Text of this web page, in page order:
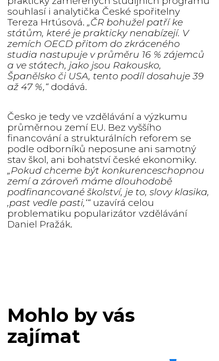
souhlasí i analytička České spořitelny
Tereza Hrtúsová. „ČR bohužel patří ke
státům, které je prakticky nenabízejí. V
zemích OECD přitom do zkráceného
studia nastupuje v průměru 16 % zájemců
a ve státech, jako jsou Rakousko,
Španělsko či USA, tento podíl dosahuje 39
až 47 %,“dodává.
Česko je tedy ve vzdělávání a výzkumu
průměrnou zemí EU. Bez vyššího
financování a strukturálních reforem se
podle odborníků neposune ani samotný
stav škol, ani bohatství české ekonomiky.
„Pokud chceme být konkurenceschopnou
zemí a zároveň máme dlouhodobě
podfinancované školství, je to, slovy klasika,
‚past vedle pasti,‘“ uzavírá celou
problematiku popularizátor vzdělávání
Daniel Pražák.
Mohlo by vás
zajímat